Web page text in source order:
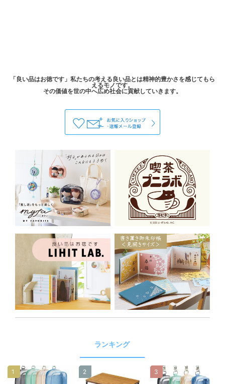
「良い品はお徳です」私たちの考える良い品とは精神的豊かさを感じてもら
えるモノです。
ランキング
1 2 3